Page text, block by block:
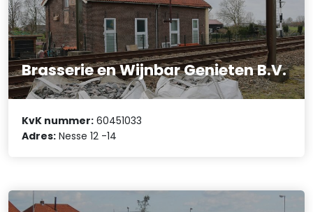
Brasserie en Wijnbar Genieten B.V.
KvK nummer: 60451033
Adres: Nesse 12 -14